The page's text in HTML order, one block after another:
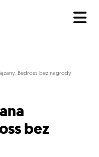
Bedross bez nagrody
bez